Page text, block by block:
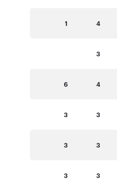
1 4
3
6 4
3 3
3 3
3 3